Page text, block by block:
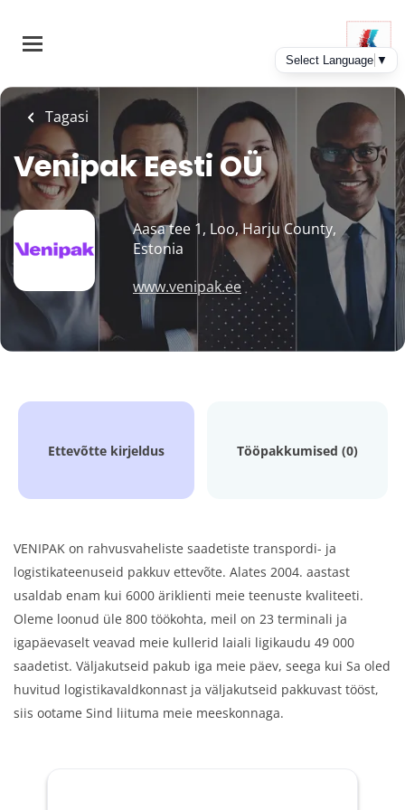
main
Tagasi
Venipak Eesti OÜ
Aasa tee 1, Loo, Harju County,
Estonia
www.venipak.ee
Ettevõtte kirjeldus Tööpakkumised (0)
VENIPAK on rahvusvaheliste saadetiste transpordi- ja
logistikateenuseid pakkuv ettevõte. Alates 2004. aastast
usaldab enam kui 6000 äriklienti meie teenuste kvaliteeti.
Oleme loonud üle 800 töökohta, meil on 23 terminali ja
igapäevaselt veavad meie kullerid laiali ligikaudu 49 000
saadetist. Väljakutseid pakub iga meie päev, seega kui Sa oled
huvitud logistikavaldkonnast ja väljakutseid pakkuvast tööst,
siis ootame Sind liituma meie meeskonnaga.